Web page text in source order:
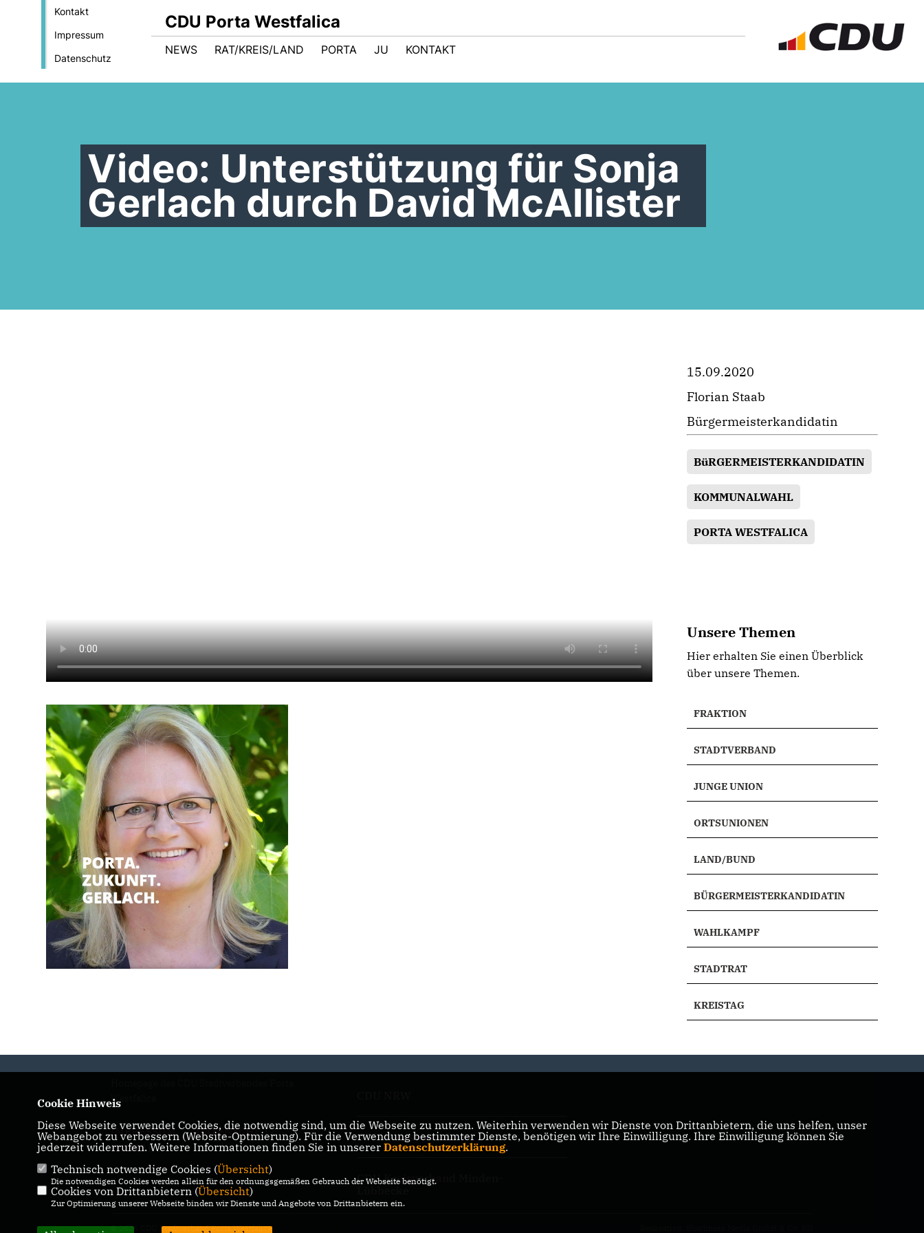
Kontakt
Impressum
Datenschutz
CDU Porta Westfalica
NEWS RAT/KREIS/LAND PORTA JU KONTAKT
Video: Unterstützung für Sonja
Gerlach durch David McAllister
15.09.2020
Florian Staab
Bürgermeisterkandidatin
BüRGERMEISTERKANDIDATIN
KOMMUNALWAHL
PORTA WESTFALICA
Unsere Themen
Hier erhalten Sie einen Überblick
über unsere Themen.
FRAKTION
STADTVERBAND
JUNGE UNION
ORTSUNIONEN
LAND/BUND
BÜRGERMEISTERKANDIDATIN
WAHLKAMPF
STADTRAT
KREISTAG
Westfalica
IMPRESSUM
DATENSCHUTZ
KONTAKT
CDU Deutschlands
CDU Kreisverband Minden-
© 2026 CDU Stadtverband Porta Westfalica
Cookie Hinweis
Diese Webseite verwendet Cookies, die notwendig sind, um die Webseite zu nutzen. Weiterhin verwenden wir Dienste von Drittanbietern, die uns helfen, unser
Webangebot zu verbessern (Website-Optmierung). Für die Verwendung bestimmter Dienste, benötigen wir Ihre Einwilligung. Ihre Einwilligung können Sie
jederzeit widerrufen. Weitere Informationen finden Sie in unserer Datenschutzerklärung.
Technisch notwendige Cookies (Übersicht)
Die notwendigen Cookies werden allein für den ordnungsgemäßen Gebrauch der Webseite benötigt.
Cookies von Drittanbietern (Übersicht)
Zur Optimierung unserer Webseite binden wir Dienste und Angebote von Drittanbietern ein.